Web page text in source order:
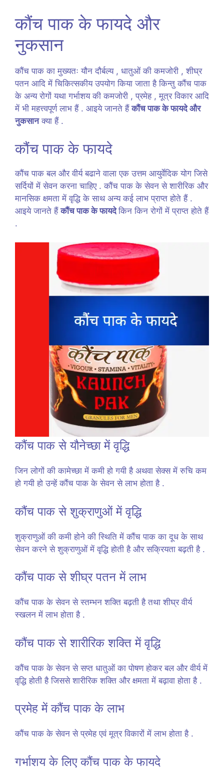
कौंच पाक के फायदे और
नुकसान
कौंच पाक का मुख्यतः यौन दौर्बल्य , धातुओं की कमजोरी , शीघ्र
पतन आदि में चिकित्सकीय उपयोग किया जाता है किन्तु कौंच पाक
के अन्य रोगों यथा गर्भाशय की कमजोरी , प्रमेह , मूत्र विकार आदि
में भी महत्त्वपूर्ण लाभ हैं . आइये जानते हैंकौंच पाक के फायदे और
नुकसानक्या हैं .
कौंच पाक के फायदे
कौंच पाक बल और वीर्य बढाने वाला एक उत्तम आयुर्वेदिक योग जिसे
सर्दियों में सेवन करना चाहिए . कौंच पाक के सेवन से शारीरिक और
मानसिक क्षमता में वृद्धि के साथ अन्य कई लाभ प्राप्त होते हैं .
आइये जानते हैंकौंच पाक के फायदेकिन किन रोगों में प्राप्त होते हैं
.
कौंच पाक से यौनेच्छा में वृद्धि
जिन लोगों की कामेच्छा में कमी हो गयी है अथवा सेक्स में रुचि कम
हो गयी हो उन्हें कौंच पाक के सेवन से लाभ होता है .
कौंच पाक से शुक्राणुओं में वृद्धि
शुक्राणुओं की कमी होने की स्थिति में कौंच पाक का दूध के साथ
सेवन करने से शुक्राणुओं में वृद्धि होती है और सक्रियता बढ़ती है .
कौंच पाक से शीघ्र पतन में लाभ
कौंच पाक के सेवन से स्तम्भन शक्ति बढ़ती है तथा शीघ्र वीर्य
स्खलन में लाभ होता है .
कौंच पाक से शारीरिक शक्ति में वृद्धि
कौंच पाक के सेवन से सप्त धातुओं का पोषण होकर बल और वीर्य में
वृद्धि होती है जिससे शारीरिक शक्ति और क्षमता में बढ़ावा होता है .
प्रमेह में कौंच पाक के लाभ
कौंच पाक के सेवन से प्रमेह एवं मूत्र विकारों में लाभ होता है .
गर्भाशय के लिए कौंच पाक के फायदे